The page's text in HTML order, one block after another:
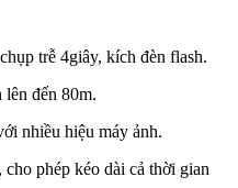
trễ 4giây, kích đèn flash.
đến 80m.
nhiều hiệu máy ảnh.
phép kéo dài cả thời gian